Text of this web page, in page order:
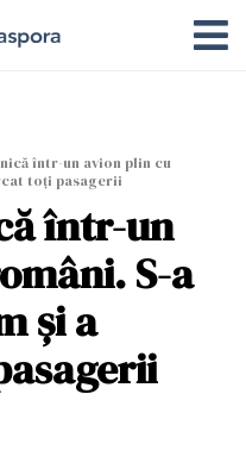
într-un avion plin cu
toți pasagerii
într-un
S-a
și a